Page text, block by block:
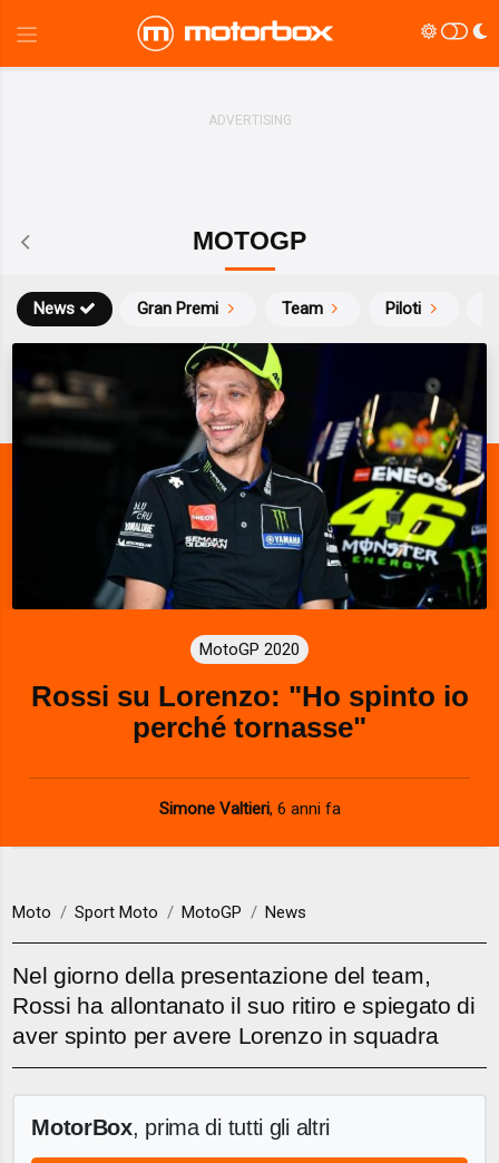
MOTOGP
News Gran Premi Team Piloti
MotoGP 2020
Rossi su Lorenzo: "Ho spinto io
perché tornasse"
Simone Valtieri, 6 anni fa
Moto Sport Moto MotoGP News
Nel giorno della presentazione del team,
Rossi ha allontanato il suo ritiro e spiegato di
aver spinto per avere Lorenzo in squadra
MotorBox, prima di tutti gli altri